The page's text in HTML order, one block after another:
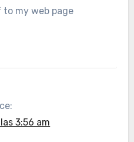
my web page
3:56 am